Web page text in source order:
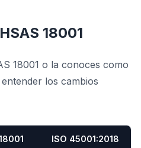
18001
18001 o la conoces como
los cambios
ISO 45001:2018